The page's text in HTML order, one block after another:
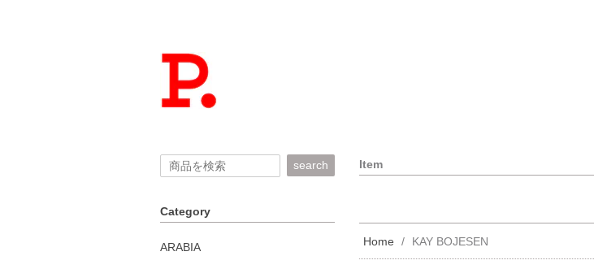
Item
Home KAY BOJESEN
search
Category
ARABIA